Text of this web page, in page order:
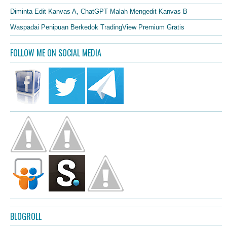
Diminta Edit Kanvas A, ChatGPT Malah Mengedit Kanvas B
Waspadai Penipuan Berkedok TradingView Premium Gratis
FOLLOW ME ON SOCIAL MEDIA
BLOGROLL